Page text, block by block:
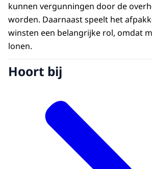
kunnen vergunningen door de
worden. Daarnaast speelt het
winsten een belangrijke rol, omdat
lonen.
Hoort bij